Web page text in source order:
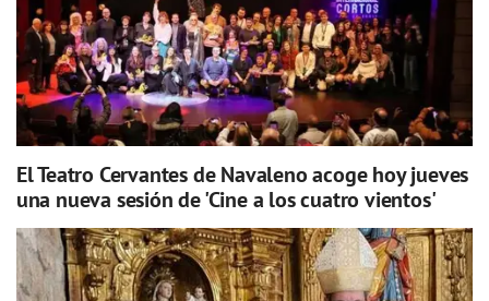
El Teatro Cervantes de Navaleno acoge hoy jueves
una nueva sesión de 'Cine a los cuatro vientos'